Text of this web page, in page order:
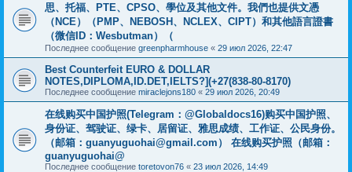
思、托福、PTE、CPSO、學位及其他文件。我們也提供文憑
（NCE）（PMP、NEBOSH、NCLEX、CIPT）和其他語言證書
（微信ID：Wesbutman）（
Последнее сообщение greenpharmhouse « 29 июл 2026, 22:47
Best Counterfeit EURO & DOLLAR
NOTES,DIPLOMA,ID.DET,IELTS?](+27(838-80-8170)
Последнее сообщение miraclejons180 « 29 июл 2026, 20:49
在线购买中国护照(Telegram：@Globaldocs16)购买中国护照、
身份证、驾驶证、绿卡、居留证、雅思成绩、工作证、公民身份。
（邮箱： guanyuguohai@gmail.com ） 在线购买护照（邮箱：
guanyuguohai@
Последнее сообщение toretovon76 « 23 июл 2026, 14:49